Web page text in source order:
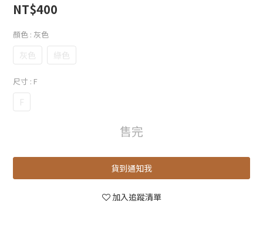
NT$400
顏色 : 灰色
灰色 綠色
尺寸 : F
F
售完
貨到通知我
加入追蹤清單